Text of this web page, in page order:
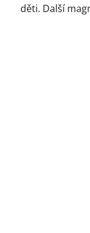
děti. Další